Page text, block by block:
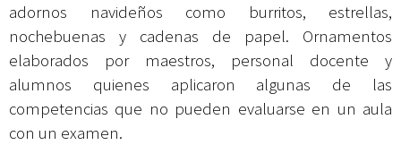
adornos navideños como burritos, estrellas,
nochebuenas y cadenas de papel. Ornamentos
elaborados por maestros, personal docente y
alumnos quienes aplicaron algunas de las
competencias que no pueden evaluarse en un aula
con un examen.